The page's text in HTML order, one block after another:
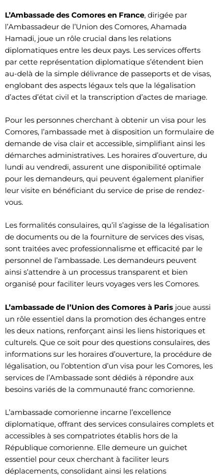
L’Ambassade des Comores en France, dirigée par
l’Ambassadeur de l’Union des Comores, Ahamada
Hamadi, joue un rôle crucial dans les relations
diplomatiques entre les deux pays. Les services offerts
par cette représentation diplomatique s’étendent bien
au-delà de la simple délivrance de passeports et de visas,
englobant des aspects légaux tels que la légalisation
d’actes d’état civil et la transcription d’actes de mariage.
​Pour les personnes cherchant à obtenir un visa pour les
Comores, l’ambassade met à disposition un formulaire de
demande de visa clair et accessible, simplifiant ainsi les
démarches administratives. Les horaires d’ouverture, du
lundi au vendredi, assurent une disponibilité optimale
pour les demandeurs, qui peuvent également planifier
leur visite en bénéficiant du service de prise de rendez-
vous.
Les formalités consulaires, qu’il s’agisse de la légalisation
de documents ou de la fourniture de services des visas,
sont traitées avec professionnalisme et efficacité par le
personnel de l’ambassade. Les demandeurs peuvent
ainsi s’attendre à un processus transparent et bien
organisé pour faciliter leurs voyages vers les Comores.
L’ambassade de l’Union des Comores à Paris joue aussi
un rôle essentiel dans la promotion des échanges entre
les deux nations, renforçant ainsi les liens historiques et
culturels. Que ce soit pour des questions consulaires, des
informations sur les horaires d’ouverture, la procédure de
légalisation, ou l’obtention d’un visa pour les Comores, les
services de l’Ambassade sont dédiés à répondre aux
besoins variés de la communauté franc comorienne.
L’ambassade comorienne incarne l’excellence
diplomatique, offrant des services consulaires complets et
accessibles à ses compatriotes établis hors de la
République comorienne. Elle demeure un guichet
essentiel pour ceux cherchant à faciliter leurs
déplacements, consolidant ainsi les relations